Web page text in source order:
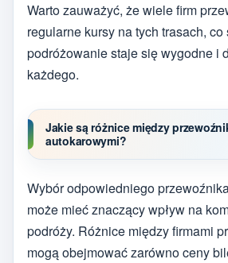
Warto zauważyć, że wiele firm
regularne kursy na tych trasach,
podróżowanie staje się wygodne i
każdego.
Jakie są różnice między
autokarowymi?
Wybór odpowiedniego
może mieć znaczący wpływ na
podróży. Różnice między firmami
mogą obejmować zarówno ceny